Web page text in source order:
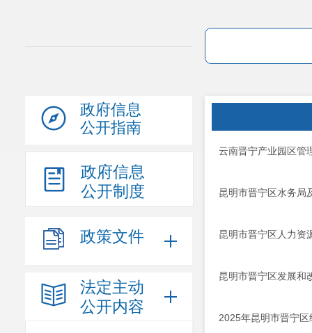
政府信息
公开指南
政府信息
公开制度
政策文件
法定主动
公开内容
云南晋宁产业园区管
昆明市晋宁区水务局
昆明市晋宁区人力资
昆明市晋宁区发展和
2025年昆明市晋宁